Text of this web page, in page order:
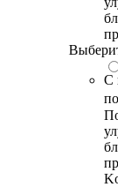
С